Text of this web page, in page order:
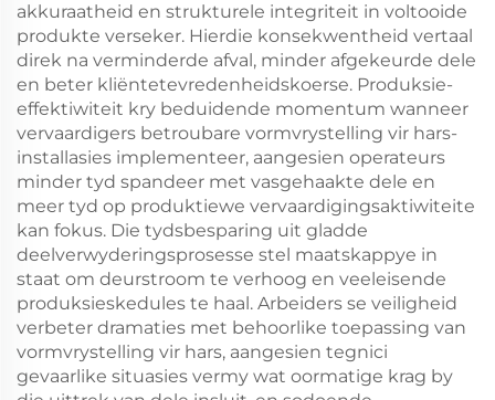
akkuraatheid en strukturele integriteit in voltooide
produkte verseker. Hierdie konsekwentheid vertaal
direk na verminderde afval, minder afgekeurde dele
en beter kliëntetevredenheidskoerse. Produksie-
effektiwiteit kry beduidende momentum wanneer
vervaardigers betroubare vormvrystelling vir hars-
installasies implementeer, aangesien operateurs
minder tyd spandeer met vasgehaakte dele en
meer tyd op produktiewe vervaardigingsaktiwiteite
kan fokus. Die tydsbesparing uit gladde
deelverwyderingsprosesse stel maatskappye in
staat om deurstroom te verhoog en veeleisende
produksieskedules te haal. Arbeiders se veiligheid
verbeter dramaties met behoorlike toepassing van
vormvrystelling vir hars, aangesien tegnici
gevaarlike situasies vermy wat oormatige krag by